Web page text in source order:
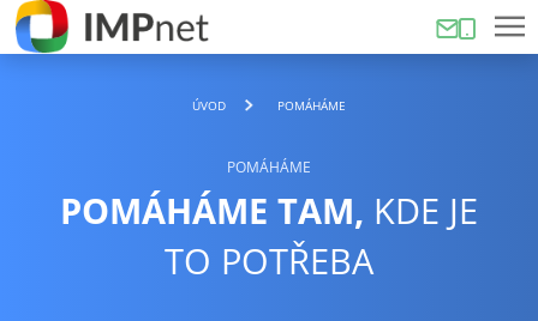
ÚVOD POMÁHÁME
POMÁHÁME
POMÁHÁME TAM, KDE JE
TO POTŘEBA